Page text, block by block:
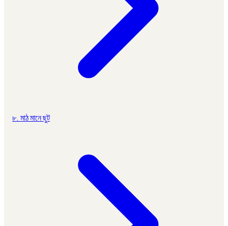
৮. মাঠ মানে ছুট